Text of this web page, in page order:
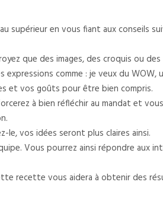
supérieur en vous fiant aux conseils
que des images, des croquis ou
comme : je veux du WOW,
et vos goûts pour être bien compris.
à bien réfléchir au mandat et
le, vos idées seront plus claires ainsi.
Vous pourrez ainsi répondre aux
recette vous aidera à obtenir des